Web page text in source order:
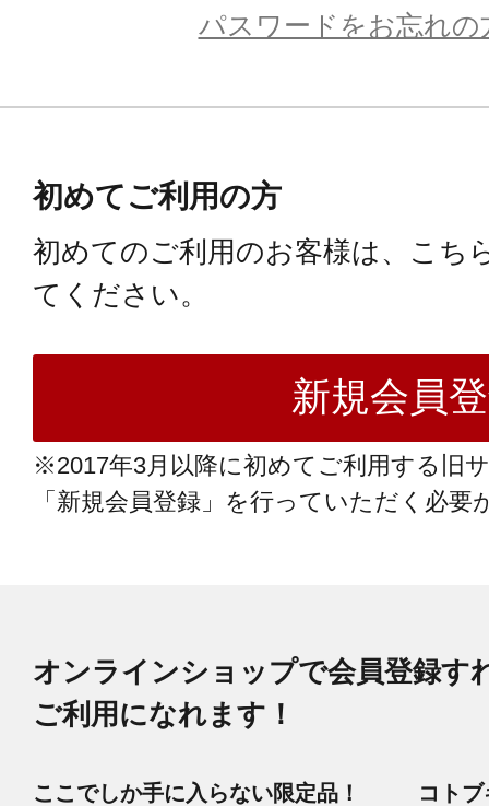
パスワードをお忘れの
初めてご利用の方
初めてのご利用のお客様は、こち
てください。
※2017年3月以降に初めてご利用する旧
「新規会員登録」を行っていただく必要
オンラインショップで会員登録す
ご利用になれます！
ここでしか手に入らない限定品！
コト